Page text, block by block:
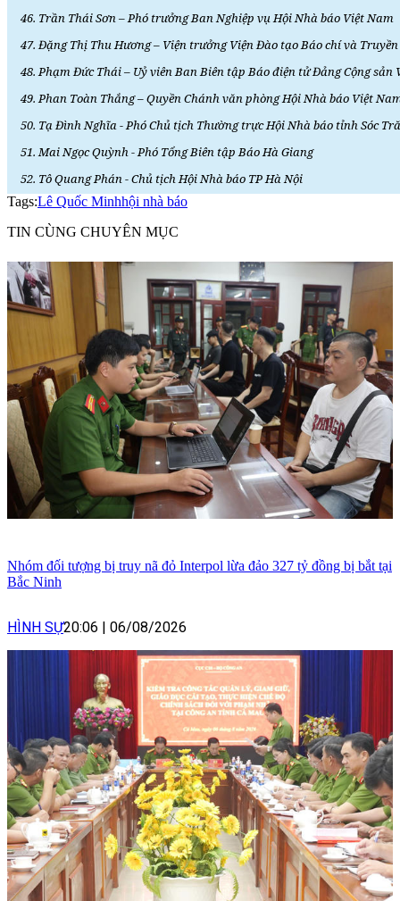
46. Trần Thái Sơn – Phó trưởng Ban Nghiệp vụ Hội Nhà báo Việt Nam
47. Đặng Thị Thu Hương – Viện trưởng Viện Đào tạo Báo chí và
48. Phạm Đức Thái – Uỷ viên Ban Biên tập Báo điện tử Đảng Cộng sản
49. Phan Toàn Thắng – Quyền Chánh văn phòng Hội Nhà báo Việt
50. Tạ Đình Nghĩa - Phó Chủ tịch Thường trực Hội Nhà báo tỉnh Sóc
51. Mai Ngọc Quỳnh - Phó Tổng Biên tập Báo Hà Giang
52. Tô Quang Phán - Chủ tịch Hội Nhà báo TP Hà Nội
Tags:Lê Quốc Minhhội nhà báo
TIN CÙNG CHUYÊN MỤC
Nhóm đối tượng bị truy nã đỏ Interpol lừa đảo 327 tỷ đồng bị bắt tại
Bắc Ninh
HÌNH SỰ20:06 | 06/08/2026